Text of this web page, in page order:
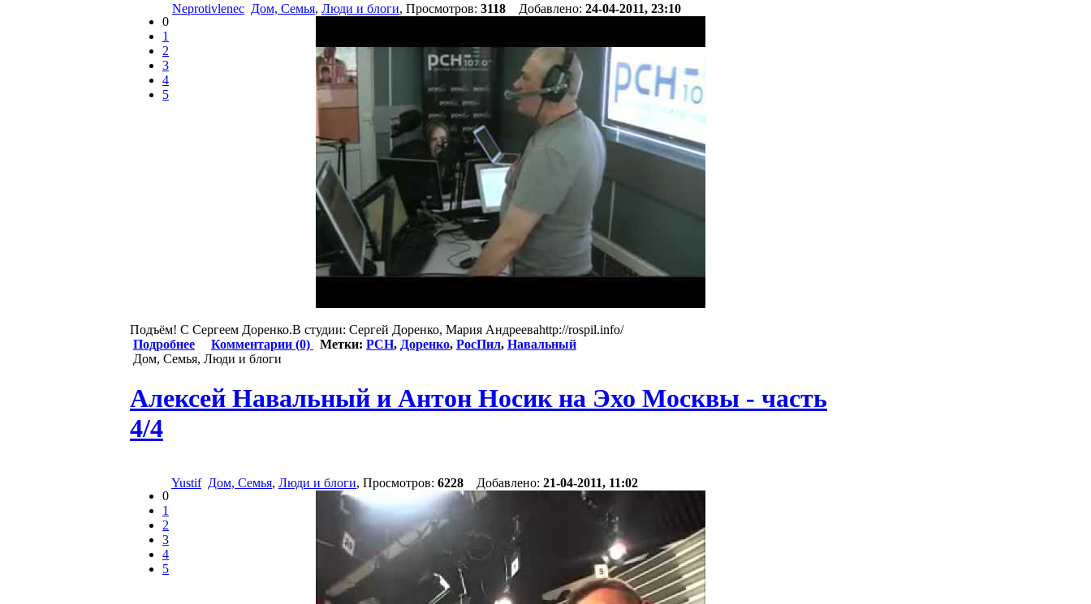
0
1
2
3
4
5
Neprotivlenec Дом, Семья, Люди и блоги, Просмотров: 3118 Добавлено: 24-04-2011, 23:10
Подъём! С Сергеем Доренко.В студии: Сергей Доренко, Мария Андрееваhttp://rospil.info/
Подробнее
Комментарии (0) Метки: РСН, Доренко, РосПил, Навальный
Дом, Семья, Люди и блоги
Алексей Навальный и Антон Носик на Эхо Москвы - часть
4/4
0
1
2
3
4
5
Yustif Дом, Семья, Люди и блоги, Просмотров: 6228 Добавлено: 21-04-2011, 11:02